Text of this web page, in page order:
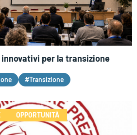
per la transizione
#Transizione
OPPORTUNITÀ